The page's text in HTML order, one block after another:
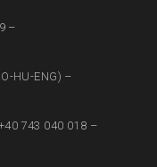
–
HU-ENG) –
743 040 018 –